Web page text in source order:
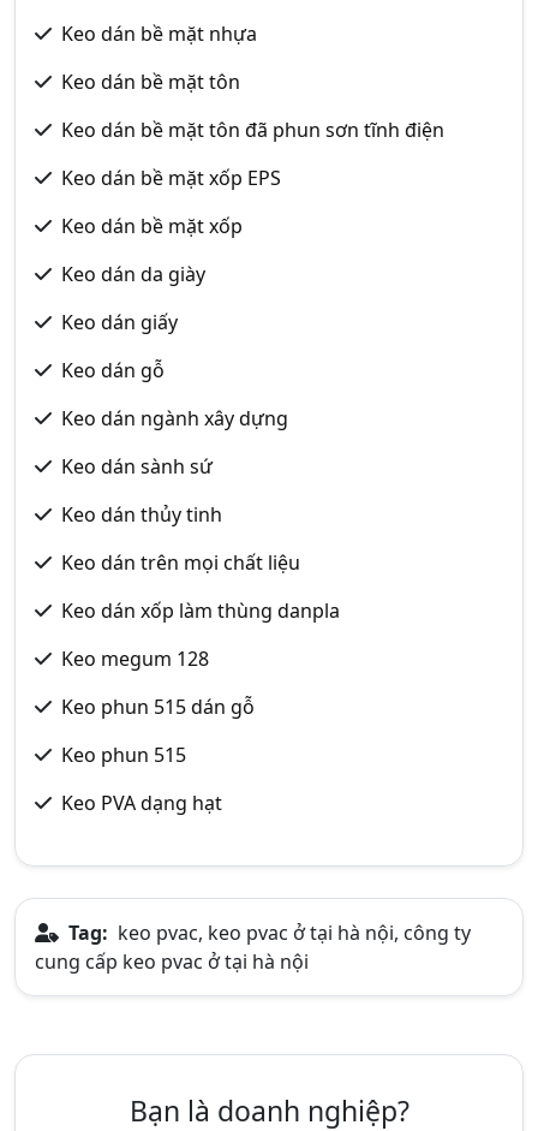
Keo dán bề mặt nhựa
Keo dán bề mặt tôn
Keo dán bề mặt tôn đã phun sơn tĩnh điện
Keo dán bề mặt xốp EPS
Keo dán bề mặt xốp
Keo dán da giày
Keo dán giấy
Keo dán gỗ
Keo dán ngành xây dựng
Keo dán sành sứ
Keo dán thủy tinh
Keo dán trên mọi chất liệu
Keo dán xốp làm thùng danpla
Keo megum 128
Keo phun 515 dán gỗ
Keo phun 515
Keo PVA dạng hạt
Tag: keo pvac, keo pvac ở tại hà nội, công ty
cung cấp keo pvac ở tại hà nội
Bạn là doanh nghiệp?